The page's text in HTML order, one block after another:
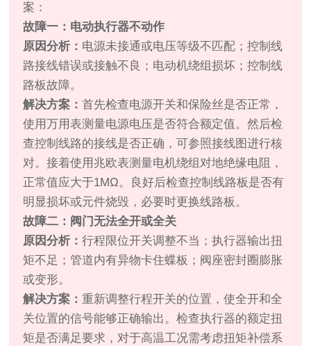
案：
故障一：电动执行器不动作
原因分析： 电源未接通或电压等级不匹配；控制线
路接线错误或接触不良；电动机绕组损坏；控制线
路板故障。
解决方案：首先检查电源开关和保险丝是否正常，
使用万用表测量电源电压是否符合额定值。然后检
查控制线路的接线是否正确，可参照接线图进行核
对。接着使用兆欧表测量电机绕组对地绝缘电阻，
正常值应大于1MΩ。良好后检查控制线路板是否有
明显损坏或元件烧毁，必要时更换线路板。
故障二：阀门无法全开或全关
原因分析：行程限位开关调整不当；执行器输出扭
矩不足；管道内有异物卡住蝶板；阀座密封圈膨胀
或变形。
解决方案：重新调整行程开关的位置，使全开和全
关位置的信号能够正确输出。检查执行器的额定扭
矩是否满足要求，对于高温工况需考虑扭矩补偿系